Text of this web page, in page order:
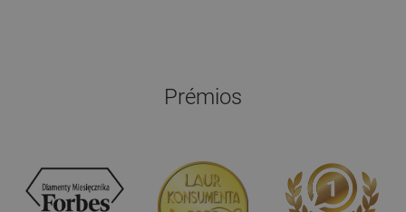
Prémios